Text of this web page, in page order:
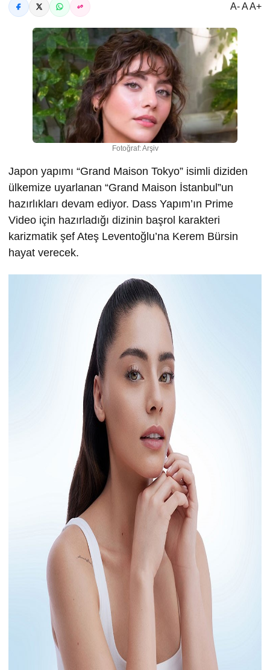
A- A A+
Fotoğraf: Arşiv
Japon yapımı “Grand Maison Tokyo” isimli diziden
ülkemize uyarlanan “Grand Maison İstanbul”un
hazırlıkları devam ediyor. Dass Yapım’ın Prime
Video için hazırladığı dizinin başrol karakteri
karizmatik şef Ateş Leventoğlu’na Kerem Bürsin
hayat verecek.